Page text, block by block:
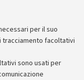
per il suo
tracciamento facoltativi
sono usati per